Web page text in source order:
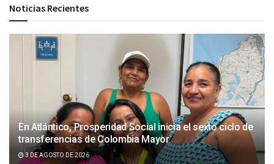
Noticias Recientes
En Atlántico, Prosperidad Social inicia el sexto ciclo de
transferencias de Colombia Mayor
3 DE AGOSTO DE 2026